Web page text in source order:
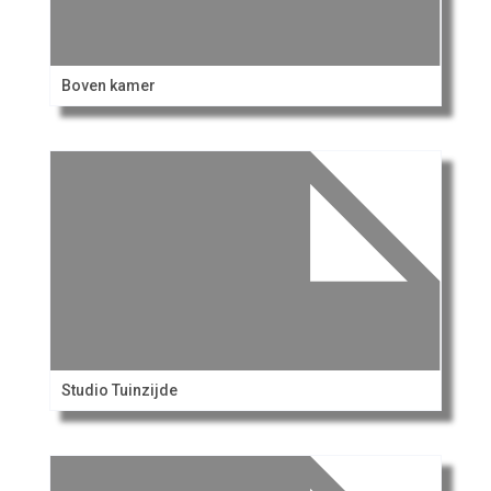
Boven kamer
Studio Tuinzijde